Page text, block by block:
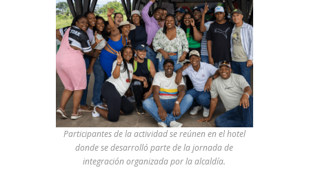
Participantes de la actividad se reúnen en el hotel
donde se desarrolló parte de la jornada de
integración organizada por la alcaldía.